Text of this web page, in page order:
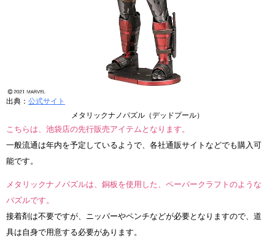
出典： 公式サイト
メタリックナノパズル（デッドプール）
こちらは、池袋店の先行販売アイテムとなります。
一般流通は年内を予定しているようで、各社通販サイトなどでも購入可
能です。
メタリックナノパズルは、銅板を使用した、ペーパークラフトのような
パズルです。
接着剤は不要ですが、ニッパーやペンチなどが必要となりますので、道
具は自身で用意する必要があります。